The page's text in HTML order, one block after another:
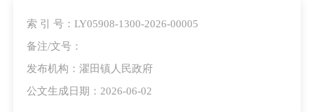
索 引 号：LY05908-1300-2026-00005
备注/文号：
发布机构：濯田镇人民政府
公文生成日期：2026-06-02